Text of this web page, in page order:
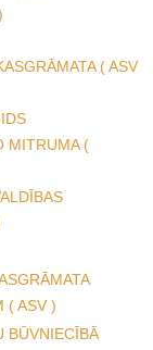
( ASV
MITRUMA (
( ASV )
BŪVNIECĪBĀ